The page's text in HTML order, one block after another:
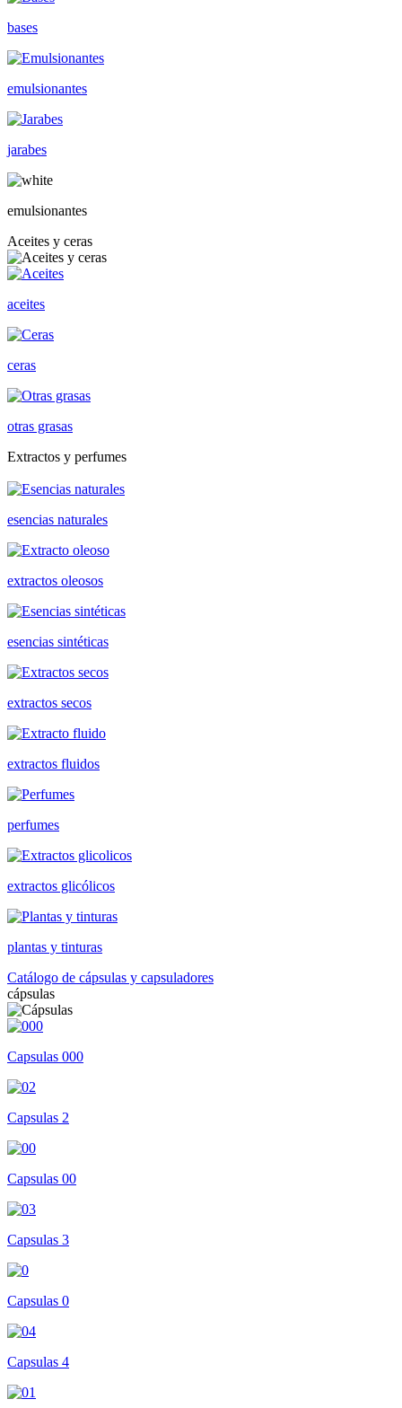
bases
emulsionantes
jarabes
emulsionantes
Aceites y ceras
aceites
ceras
otras grasas
Extractos y perfumes
esencias naturales
extractos oleosos
esencias sintéticas
extractos secos
extractos fluidos
perfumes
extractos glicólicos
plantas y tinturas
Catálogo de cápsulas y capsuladores
cápsulas
Capsulas 000
Capsulas 2
Capsulas 00
Capsulas 3
Capsulas 0
Capsulas 4